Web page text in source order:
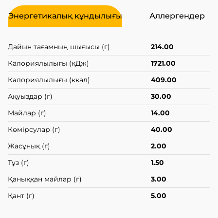
Энергетикалық құндылығы Аллергендер
Дайын тағамның шығысы (г)
214.00
Калориялылығы (кДж)
1721.00
Калориялылығы (ккал)
409.00
Ақуыздар (г)
30.00
Майлар (г)
14.00
Көмірсулар (г)
40.00
Жасұнық (г)
2.00
Тұз (г)
1.50
Қаныққан майлар (г)
3.00
Қант (г)
5.00